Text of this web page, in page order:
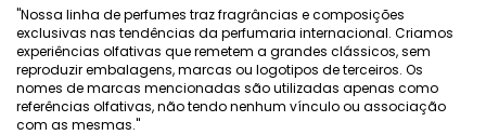
"Nossa linha de perfumes traz fragrâncias e composições
exclusivas nas tendências da perfumaria internacional. Criamos
experiências olfativas que remetem a grandes clássicos, sem
reproduzir embalagens, marcas ou logotipos de terceiros. Os
nomes de marcas mencionadas são utilizadas apenas como
referências olfativas, não tendo nenhum vínculo ou associação
com as mesmas."